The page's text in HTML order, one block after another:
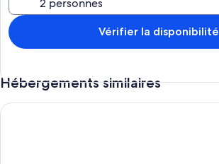
Vérifier la disponibilité
Hébergements similaires
Rural house next to Cangas de Onis